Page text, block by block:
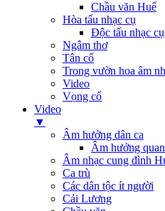
Chầu văn Huế
Hòa tấu nhạc cụ
Độc tấu nhạc cụ
Ngâm thơ
Tân cổ
Trong vườn hoa âm
Video
Vọng cổ
Video
▼
Âm hưởng dân ca
Âm hưởng
Âm nhạc cung đình
Ca trù
Các dân tộc ít người
Cải Lương